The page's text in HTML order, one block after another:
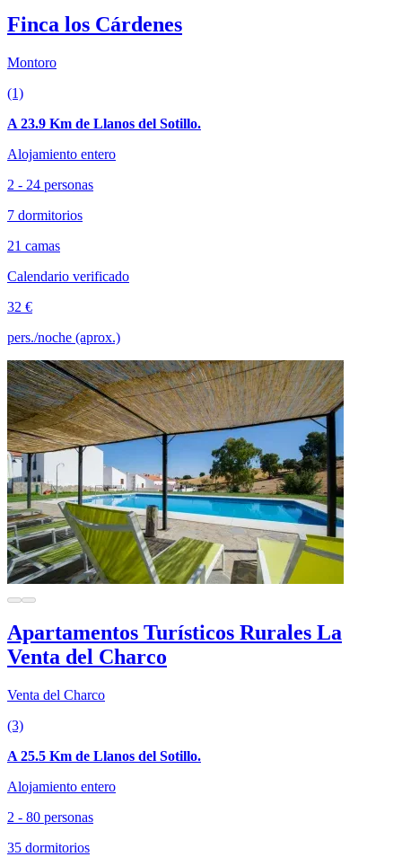
Finca los Cárdenes
Montoro
(1)
A 23.9 Km de Llanos del Sotillo.
Alojamiento entero
2 - 24 personas
7 dormitorios
21 camas
Calendario verificado
32 €
pers./noche (aprox.)
Apartamentos Turísticos Rurales La
Venta del Charco
Venta del Charco
(3)
A 25.5 Km de Llanos del Sotillo.
Alojamiento entero
2 - 80 personas
35 dormitorios